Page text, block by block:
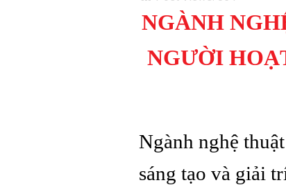
NGÀNH
NGƯỜI
Ngành nghệ
sáng tạo và giải